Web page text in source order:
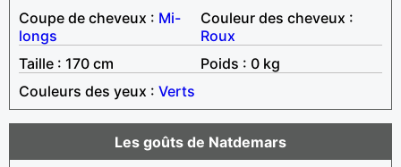
Coupe de cheveux : Mi-
longs
Couleur des cheveux :
Roux
Taille : 170 cm
Poids : 0 kg
Couleurs des yeux : Verts
Les goûts de Natdemars